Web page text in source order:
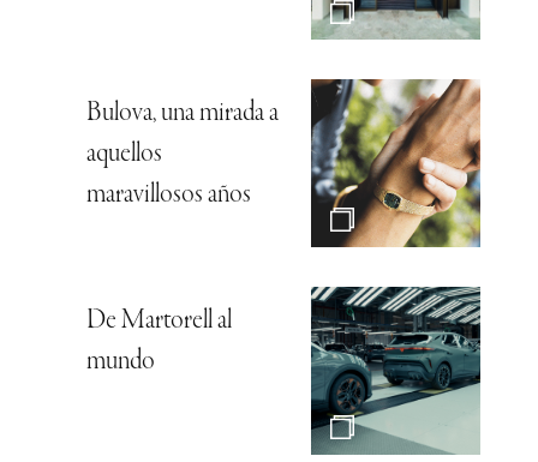
Bulova, una mirada a
aquellos
maravillosos años
De Martorell al
mundo